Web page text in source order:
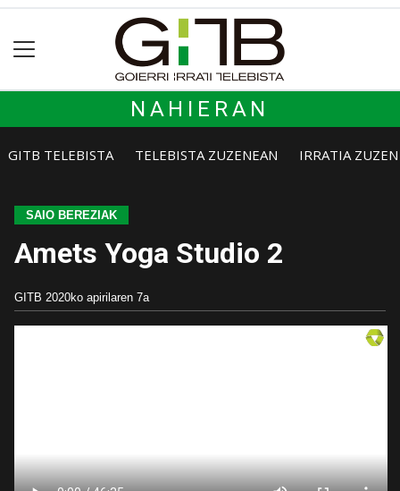
NAHIERAN
GITB TELEBISTA TELEBISTA ZUZENEAN IRRATIA
SAIO BEREZIAK
Amets Yoga Studio 2
GITB 2020ko apirilaren 7a